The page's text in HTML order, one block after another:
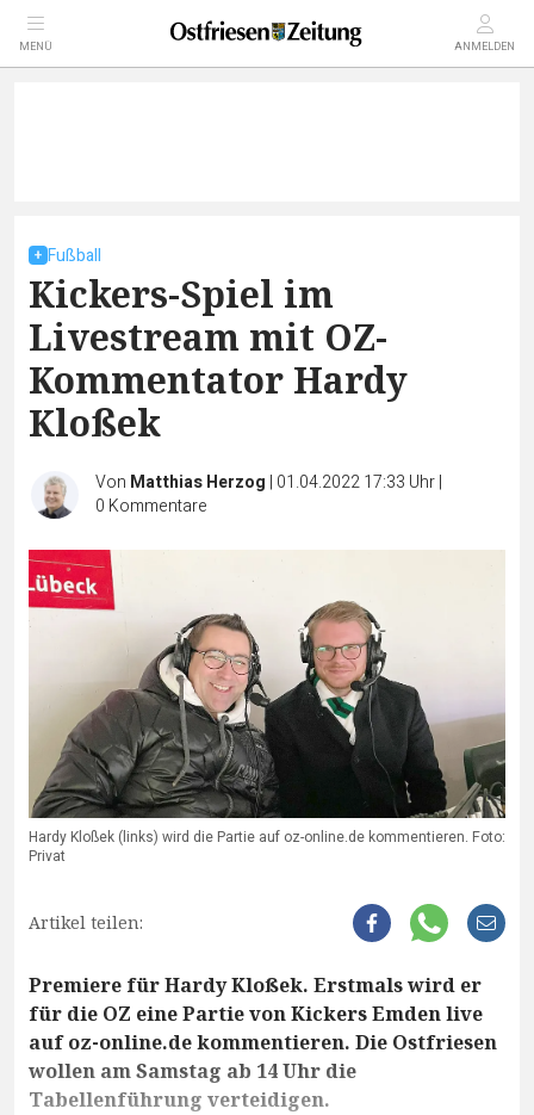
MENÜ ANMELDEN
Fußball
Kickers-Spiel im
Livestream mit OZ-
Kommentator Hardy
Kloßek
Von Matthias Herzog | 01.04.2022 17:33 Uhr|
0 Kommentare
Hardy Kloßek (links) wird die Partie auf oz-online.de kommentieren. Foto:
Privat
Artikel teilen:
Premiere für Hardy Kloßek. Erstmals wird er
für die OZ eine Partie von Kickers Emden live
auf oz-online.de kommentieren. Die Ostfriesen
wollen am Samstag ab 14 Uhr die
Tabellenführung verteidigen.